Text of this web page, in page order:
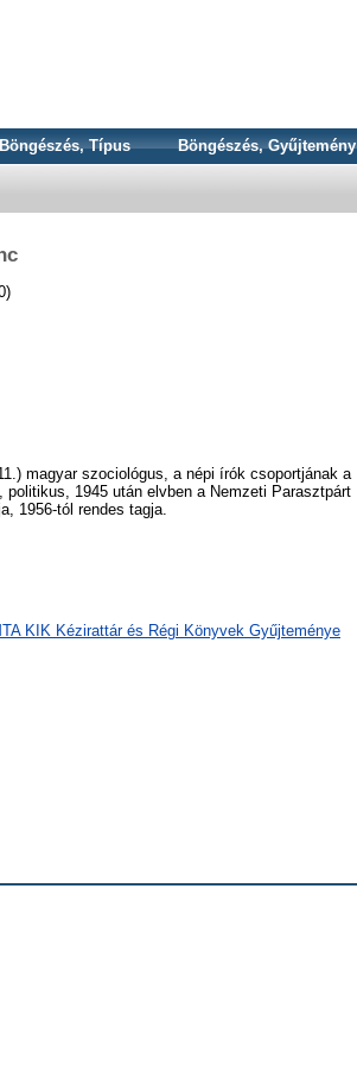
Böngészés, Típus Böngészés, Gyűjtemény
magyar szociológus, a népi írók csoportjának a
1945 után elvben a Nemzeti Parasztpárt
1956-tól rendes tagja.
KIK Kézirattár és Régi Könyvek Gyűjteménye